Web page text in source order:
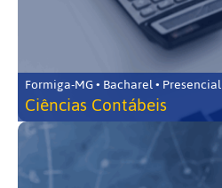
Formiga-MG • Bacharel • Presencial
Ciências Contábeis